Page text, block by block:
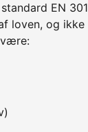
EN 301
loven, og ikke